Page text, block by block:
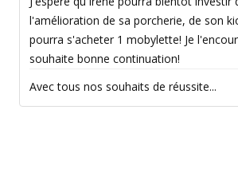
l'amélioration de sa porcherie, de son
pourra s'acheter 1 mobylette! Je
souhaite bonne continuation!
Avec tous nos souhaits de réussite...